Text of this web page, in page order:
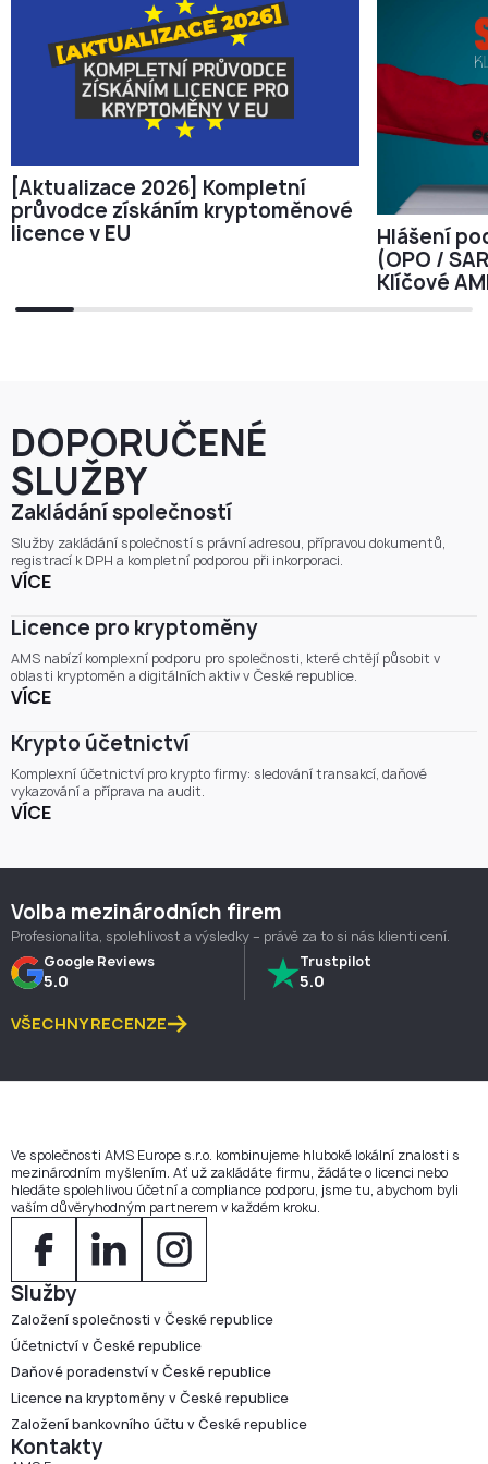
[Aktualizace 2026] Kompletní
průvodce získáním kryptoměnové
licence v EU
Hlášení
(OPO /
Klíčové
DOPORUČENÉ
SLUŽBY
Zakládání společností
Služby zakládání společností s právní adresou, přípravou dokumentů,
registrací k DPH a kompletní podporou při inkorporaci.
VÍCE
Licence pro kryptoměny
AMS nabízí komplexní podporu pro společnosti, které chtějí působit v
oblasti kryptoměn a digitálních aktiv v České republice.
VÍCE
Krypto účetnictví
Komplexní účetnictví pro krypto firmy: sledování transakcí, daňové
vykazování a příprava na audit.
VÍCE
Volba mezinárodních firem
Profesionalita, spolehlivost a výsledky – právě za to si nás klienti cení.
Google Reviews
5.0
Trustpilot
5.0
VŠECHNY RECENZE
Ve společnosti AMS Europe s.r.o. kombinujeme hluboké lokální znalosti s
mezinárodním myšlením. Ať už zakládáte firmu, žádáte o licenci nebo
hledáte spolehlivou účetní a compliance podporu, jsme tu, abychom byli
vaším důvěryhodným partnerem v každém kroku.
Služby
Založení společnosti v České republice
Účetnictví v České republice
Daňové poradenství v České republice
Licence na kryptoměny v České republice
Založení bankovního účtu v České republice
Kontakty